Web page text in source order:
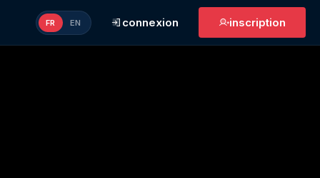
FR EN connexion inscription